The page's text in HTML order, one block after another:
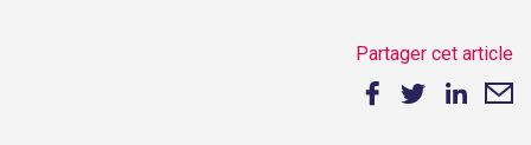
Partager cet article